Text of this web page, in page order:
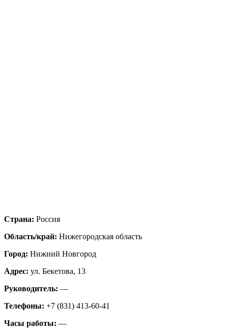
Страна: Россия
Область/край: Нижегородская область
Город: Нижний Новгород
Адрес: ул. Бекетова, 13
Руководитель: —
Телефоны: +7 (831) 413-60-41
Часы работы: —